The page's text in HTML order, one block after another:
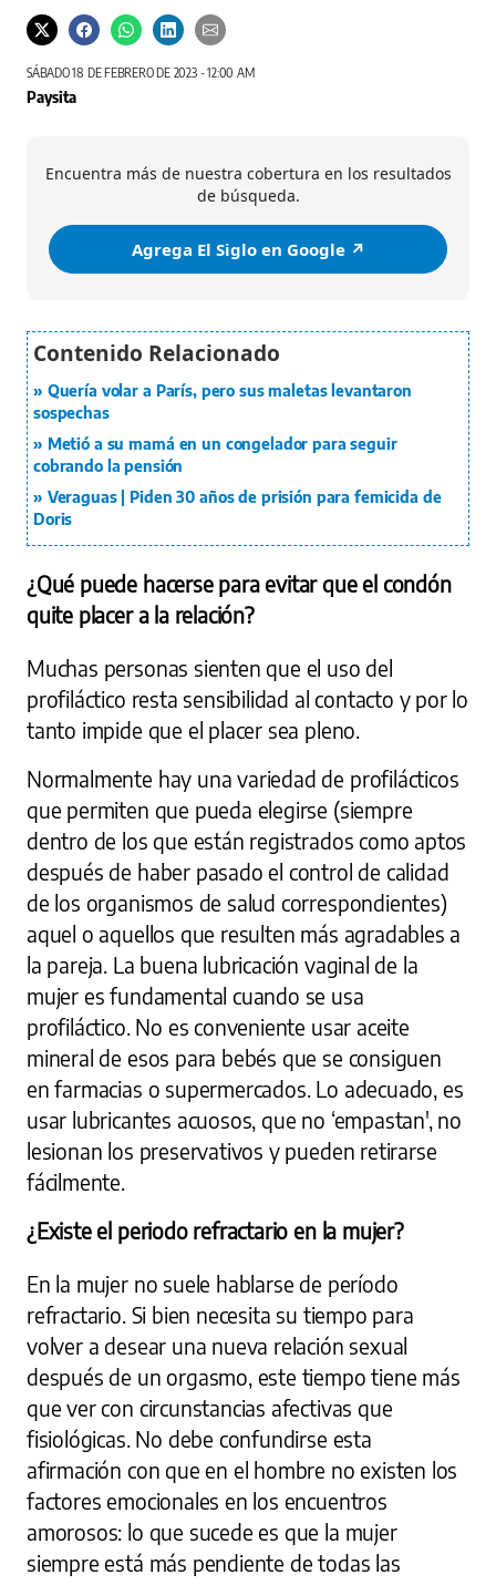
SÁBADO 18 DE FEBRERO DE 2023 - 12:00 AM
Paysita
Encuentra más de nuestra cobertura en los resultados
de búsqueda.
Agrega El Siglo en Google ↗️
Quería volar a París, pero sus maletas levantaron
sospechas
Metió a su mamá en un congelador para seguir
cobrando la pensión
Veraguas | Piden 30 años de prisión para femicida de
Doris
¿Qué puede hacerse para evitar que el condón
quite placer a la relación?
Muchas personas sienten que el uso del
profiláctico resta sensibilidad al contacto y por lo
tanto impide que el placer sea pleno.
Normalmente hay una variedad de profilácticos
que permiten que pueda elegirse (siempre
dentro de los que están registrados como aptos
después de haber pasado el control de calidad
de los organismos de salud correspondientes)
aquel o aquellos que resulten más agradables a
la pareja. La buena lubricación vaginal de la
mujer es fundamental cuando se usa
profiláctico. No es conveniente usar aceite
mineral de esos para bebés que se consiguen
en farmacias o supermercados. Lo adecuado, es
usar lubricantes acuosos, que no ‘empastan', no
lesionan los preservativos y pueden retirarse
fácilmente.
¿Existe el periodo refractario en la mujer?
En la mujer no suele hablarse de período
refractario. Si bien necesita su tiempo para
volver a desear una nueva relación sexual
después de un orgasmo, este tiempo tiene más
que ver con circunstancias afectivas que
fisiológicas. No debe confundirse esta
afirmación con que en el hombre no existen los
factores emocionales en los encuentros
amorosos: lo que sucede es que la mujer
siempre está más pendiente de todas las